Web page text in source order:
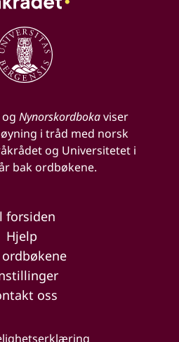
og Nynorskordbokaviser
i tråd med norsk
og Universitetet i
bak ordbøkene.
forsiden
Hjelp
oss